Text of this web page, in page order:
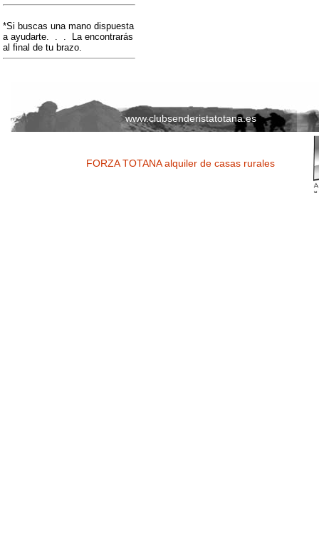
*Si buscas una mano dispuesta
a ayudarte. . . La encontrarás
al final de tu brazo.
www.clubsenderistatotana.es
FORZA TOTANA alquiler de casas rurales